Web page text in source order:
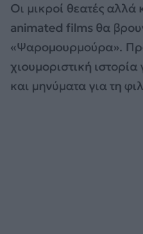
Οι μικροί θεατές αλλά
animated films θα
«Ψαρομουρμούρα».
χιουμοριστική
και μηνύματα για τη